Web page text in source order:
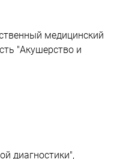
медицинский
"Акушерство и
диагностики",